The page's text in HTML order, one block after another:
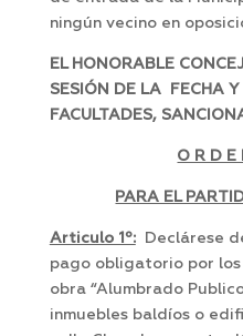
ningún vecino en
EL HONORABLE
SESIÓN DE LA FECHA
FACULTADES,
O R D E
PARA EL
Articulo 1º:Declárese
pago obligatorio por
obra “Alumbrado
inmuebles baldíos o